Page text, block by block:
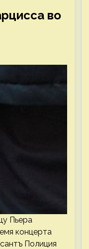
во
Пьера
концерта
Полиция